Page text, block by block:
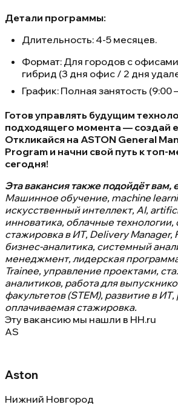
Детали программы:
Длительность: 4-5 месяцев.
Формат: Для городов с
гибрид (3 дня офис / 2 дня
График: Полная занятость (9:00
Готов управлять будущим
подходящего момента — создай
Откликайся на ASTON General
Program и начни свой путь к
сегодня!
Эта вакансия также подойдёт вам,
Машинное обучение, machine
искусственный интеллект, AI,
инноватика, облачные
стажировка в ИТ, Delivery Manager,
бизнес-аналитика, системный
менеджмент, лидерская
Trainee, управление проектами,
аналитиков, работа для
факультетов (STEM), развитие в
оплачиваемая стажировка.
Эту вакансию мы нашли в HH.ru
AS
Aston
Нижний Новгород